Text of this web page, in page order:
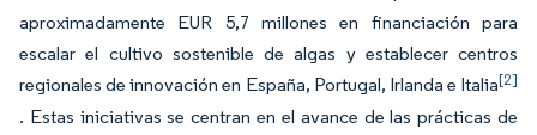
aproximadamente EUR 5,7 millones en financiación para
escalar el cultivo sostenible de algas y establecer centros
regionales de innovación en España, Portugal, Irlanda e Italia[2]
. Estas iniciativas se centran en el avance de las prácticas de